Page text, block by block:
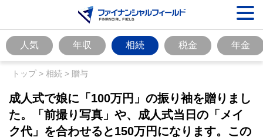
人気 年収 相続 税金 年金
トップ> 相続 > 贈与
成人式で娘に「100万円」の振り袖を贈りまし
た。「前撮り写真」や、成人式当日の「メイ
ク代」を合わせると150万円になります。この